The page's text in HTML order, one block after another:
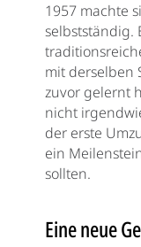
1957 machte
selbstständig.
mit derselben
zuvor gelernt
nicht
der erste
ein
sollten.
Eine neue